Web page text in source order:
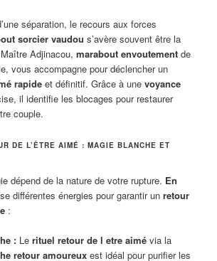
séparation, le recours aux forces
sorcier vaudou s’avère souvent être la
Adjinacou,marabout envoutement de
vous accompagne pour déclencher un
rapide et définitif. Grâce à unevoyance
il identifie les blocages pour restaurer
couple.
DE L’ÊTRE AIMÉ : MAGIE BLANCHE ET
dépend de la nature de votre rupture. En
différentes énergies pour garantir unretour
:
:Le rituel retour de l etre aimévia la
retour amoureuxest idéal pour purifier les